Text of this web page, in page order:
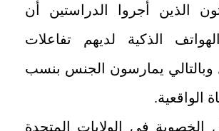
الذين أجروا الدراستين أن
الذكية لديهم تفاعلات
وبالتالي يمارسون الجنس بنسب
الواقعية.
في الولايات المتحدة